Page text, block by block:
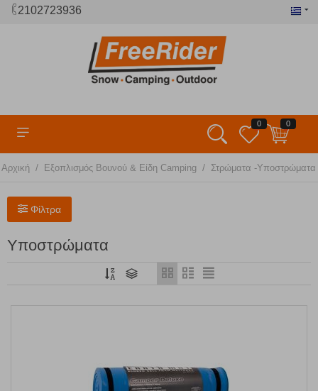
2102723936
0 0
Αρχική / Εξοπλισμός Βουνού & Είδη Camping / Στρώματα -Υποστρώματα
Φίλτρα
Υποστρώματα